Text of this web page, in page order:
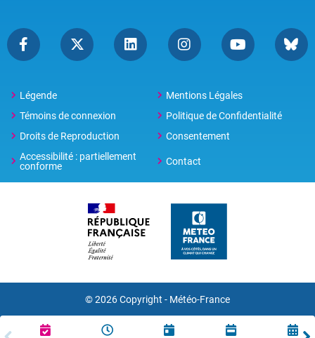
Légende
Mentions Légales
Témoins de connexion
Politique de Confidentialité
Droits de Reproduction
Consentement
Accessibilité : partiellement
conforme
Contact
© 2026 Copyright - Météo-France